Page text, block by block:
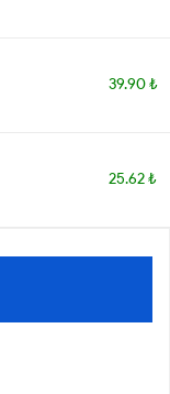
39.90 ₺
25.62 ₺